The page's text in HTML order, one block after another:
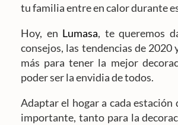
tu familia entre en calor durante
Hoy, en Lumasa, te queremos
consejos, las tendencias de 2020
más para tener la mejor
poder ser la envidia de todos.
Adaptar el hogar a cada estación
importante, tanto para la